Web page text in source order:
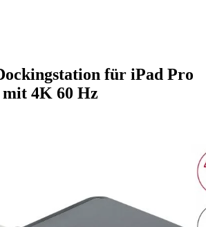
für iPad Pro
4K 60 Hz